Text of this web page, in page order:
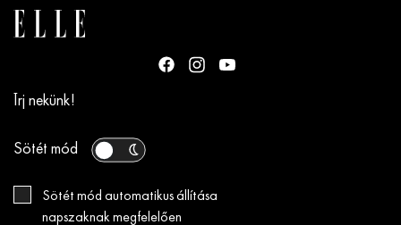
Írj nekünk!
Sötét mód
Sötét mód automatikus állítása
napszaknak megfelelően